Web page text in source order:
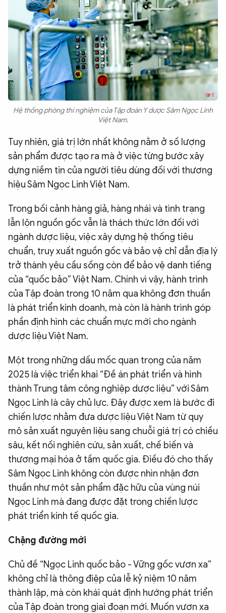
Hệ thống phòng thí nghiệm của Tập đoàn Y dược Sâm Ngọc Linh
Việt Nam.
Tuy nhiên, giá trị lớn nhất không nằm ở số lượng
sản phẩm được tạo ra mà ở việc từng bước xây
dựng niềm tin của người tiêu dùng đối với thương
hiệu Sâm Ngọc Linh Việt Nam.
Trong bối cảnh hàng giả, hàng nhái và tình trạng
lẫn lộn nguồn gốc vẫn là thách thức lớn đối với
ngành dược liệu, việc xây dựng hệ thống tiêu
chuẩn, truy xuất nguồn gốc và bảo vệ chỉ dẫn địa lý
trở thành yêu cầu sống còn để bảo vệ danh tiếng
của “quốc bảo” Việt Nam. Chính vì vậy, hành trình
của Tập đoàn trong 10 năm qua không đơn thuần
là phát triển kinh doanh, mà còn là hành trình góp
phần định hình các chuẩn mực mới cho ngành
dược liệu Việt Nam.
Một trong những dấu mốc quan trọng của năm
2025 là việc triển khai “Đề án phát triển và hình
thành Trung tâm công nghiệp dược liệu” với Sâm
Ngọc Linh là cây chủ lực. Đây được xem là bước đi
chiến lược nhằm đưa dược liệu Việt Nam từ quy
mô sản xuất nguyên liệu sang chuỗi giá trị có chiều
sâu, kết nối nghiên cứu, sản xuất, chế biến và
thương mại hóa ở tầm quốc gia. Điều đó cho thấy
Sâm Ngọc Linh không còn được nhìn nhận đơn
thuần như một sản phẩm đặc hữu của vùng núi
Ngọc Linh mà đang được đặt trong chiến lược
phát triển kinh tế quốc gia.
Chặng đường mới
Chủ đề “Ngọc Linh quốc bảo - Vững gốc vươn xa”
không chỉ là thông điệp của lễ kỷ niệm 10 năm
thành lập, mà còn khái quát định hướng phát triển
của Tập đoàn trong giai đoạn mới. Muốn vươn xa